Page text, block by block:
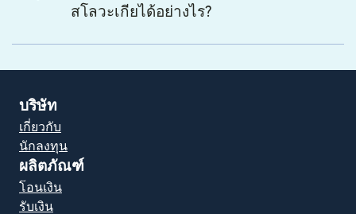
สโลวะเกียได้อย่างไร?
บริษัท
เกี่ยวกับ
นักลงทุน
ผลิตภัณฑ์
โอนเงิน
รับเงิน